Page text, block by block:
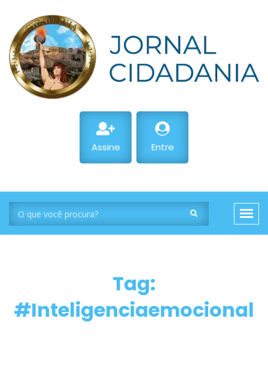
Assine Entre
Tag:
#Inteligenciaemocional